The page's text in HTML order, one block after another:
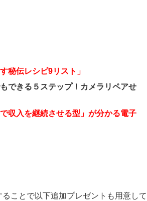
秘伝レシピ9リスト」
できる５ステップ！カメラリペアせ
収入を継続させる型」が分かる電子
ことで以下追加プレゼントも用意して